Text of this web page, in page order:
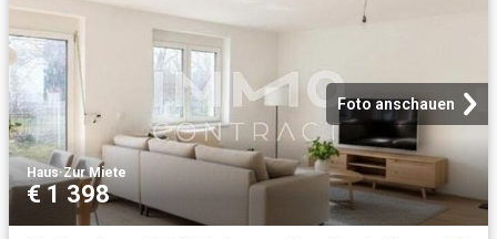
Foto anschauen
Haus·Zur Miete
€ 1 398